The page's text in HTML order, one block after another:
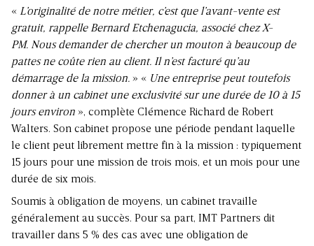
« L’originalité de notre métier, c’est que l’avant-vente est
gratuit, rappelle Bernard Etchenagucia, associé chez X-
PM. Nous demander de chercher un mouton à beaucoup de
pattes ne coûte rien au client. Il n’est facturé qu’au
démarrage de la mission. » « Une entreprise peut toutefois
donner à un cabinet une exclusivité sur une durée de 10 à 15
jours environ », complète Clémence Richard de Robert
Walters. Son cabinet propose une période pendant laquelle
le client peut librement mettre fin à la mission : typiquement
15 jours pour une mission de trois mois, et un mois pour une
durée de six mois.
Soumis à obligation de moyens, un cabinet travaille
généralement au succès. Pour sa part, IMT Partners dit
travailler dans 5 % des cas avec une obligation de